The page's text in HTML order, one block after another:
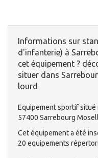
Informations sur
d'infanterie) à
cet équipement ?
situer dans
lourd
Equipement sportif situé
57400 Sarrebourg
Cet équipement a été
20 equipements